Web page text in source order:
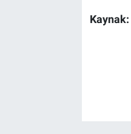
Kaynak: